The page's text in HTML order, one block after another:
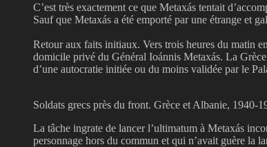
C’est très exactement ce que Metaxás tentait
Sauf que Metaxás a été emporté par une étrange et
Retour aux faits initiaux. Vers trois heures du matin
domicile privé du Général Ioánnis Metaxás. La
d’une autocratie initiée ou du moins validée par le
Soldats grecs près du front. Grèce et Albanie, 1940-
La tâche ingrate de lancer l’ultimatum à Metaxás
personnage hors du commun et qui n’avait guère la